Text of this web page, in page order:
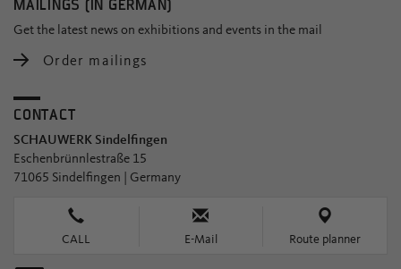
MAILINGS (IN GERMAN)
Get the latest news on exhibitions and events in the mail
Order mailings
CONTACT
SCHAUWERK Sindelfingen
Eschenbrünnlestraße 15
71065 Sindelfingen | Germany
CALL E-Mail Route planner